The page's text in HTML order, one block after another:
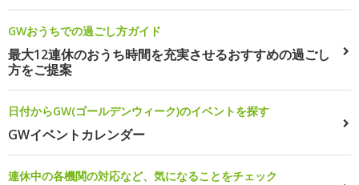
GWおうちでの過ごし方ガイド
最大12連休のおうち時間を充実させるおすすめの過ごし
方をご提案
日付からGW(ゴールデンウィーク)のイベントを探す
GWイベントカレンダー
連休中の各機関の対応など、気になることをチェック